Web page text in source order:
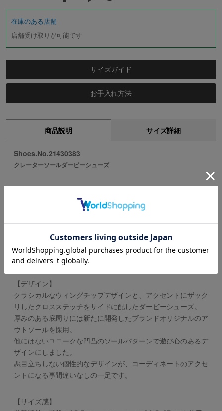
在庫のある店舗
店舗受け取りが可能です
サイズガイド
お手入れ方法
商品説明 サイズ詳細
Shoes.No.21430383
クレーターソールダービーシューズ
雰囲気のある革目のベビーバッファローレザーと、トゥとヒー
ルにはキメ細かなシープレザーを使用したコンビネーション仕
様。
どちらも柔らかな素材なので、足当り・屈曲性◎です。
※本革を使用している為、多少のムラや小傷、個体差などがご
ざいます。
【デザイン】
クラシカルなウィングチップデザインと、アクセントにザック
リしたクロスステッチをサイドに配したダービーシューズ。
厚みのある底周りには新たに開発したブランドオリジナルのア
ウトソールを採用。
他にはないユニークな凹凸のソールパターンで遊び心のあるデ
ザインにしました。
悪目立ちしない個性的なデザインが、コーディネートのアクセ
ントになる事間違いなしの一足です。
【サイズ感】